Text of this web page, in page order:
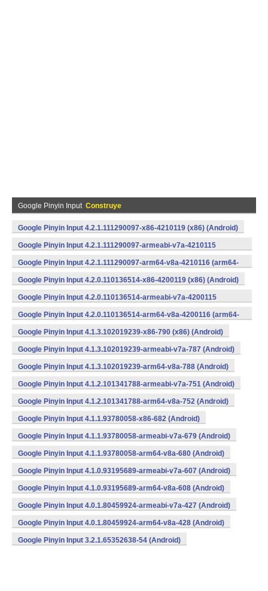
Google Pinyin Input Construye
Google Pinyin Input 4.2.1.111290097-x86-4210119 (x86) (Android)
Google Pinyin Input 4.2.1.111290097-armeabi-v7a-4210115
(armeabi-v7a) (Android)
Google Pinyin Input 4.2.1.111290097-arm64-v8a-4210116 (arm64-
v8a) (Android)
Google Pinyin Input 4.2.0.110136514-x86-4200119 (x86) (Android)
Google Pinyin Input 4.2.0.110136514-armeabi-v7a-4200115
(armeabi-v7a) (Android)
Google Pinyin Input 4.2.0.110136514-arm64-v8a-4200116 (arm64-
v8a) (Android)
Google Pinyin Input 4.1.3.102019239-x86-790 (x86) (Android)
Google Pinyin Input 4.1.3.102019239-armeabi-v7a-787 (Android)
Google Pinyin Input 4.1.3.102019239-arm64-v8a-788 (Android)
Google Pinyin Input 4.1.2.101341788-armeabi-v7a-751 (Android)
Google Pinyin Input 4.1.2.101341788-arm64-v8a-752 (Android)
Google Pinyin Input 4.1.1.93780058-x86-682 (Android)
Google Pinyin Input 4.1.1.93780058-armeabi-v7a-679 (Android)
Google Pinyin Input 4.1.1.93780058-arm64-v8a-680 (Android)
Google Pinyin Input 4.1.0.93195689-armeabi-v7a-607 (Android)
Google Pinyin Input 4.1.0.93195689-arm64-v8a-608 (Android)
Google Pinyin Input 4.0.1.80459924-armeabi-v7a-427 (Android)
Google Pinyin Input 4.0.1.80459924-arm64-v8a-428 (Android)
Google Pinyin Input 3.2.1.65352638-54 (Android)